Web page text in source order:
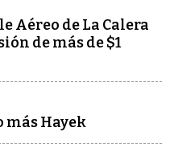
Aéreo de La Calera
de más de $1
más Hayek